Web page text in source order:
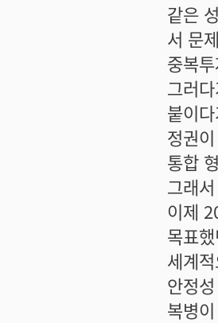
같은
서 문
중복
그러
붙이
정권
통합
그래
이제
목표
세계
안정
복병